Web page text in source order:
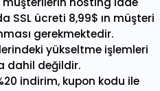
SSL ücreti 8,99$ ın müşteri
gerekmektedir.
yükseltme işlemleri
dahil değildir.
indirim, kupon kodu ile